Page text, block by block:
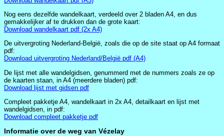
Nog eens dezelfde wandelkaart, verdeeld over 2 bladen A4, en dus
gemakkelijker af te drukken dan de grote kaart:
Download wandelkaart pdf (2x A4)
De uitvergroting Nederland-België, zoals die op de site staat op A4 formaat
pdf:
Download uitvergroting Nederland/België pdf (A4)
De lijst met alle wandelgidsen, genummerd met de nummers zoals ze op
de kaarten staan, in A4 (meerdere bladen) pdf:
Download lijst met gidsen pdf
Compleet pakketje A4, wandelkaart in 2x A4, detailkaart en lijst met
wandelgidsen, in pdf:
Download compleet pakketje pdf
Informatie over de weg van Vézelay